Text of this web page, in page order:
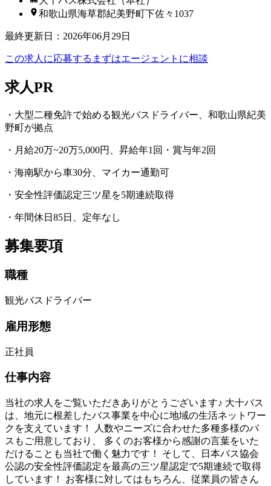
和歌山県海草郡紀美野町下佐々1037
最終更新日 ： 2026年06月29日
この求人に応募する まずはエージェントに相談
求人PR
・大型二種免許で始める観光バスドライバー、和歌山県紀美
野町が拠点
・月給20万~20万5,000円、昇給年1回・賞与年2回
・海南駅から車30分、マイカー通勤可
・安全性評価認定三ツ星を5期連続取得
・年間休日85日、定年なし
募集要項
職種
観光バスドライバー
雇用形態
正社員
仕事内容
当社の求人をご覧いただきありがとうございます♪ 大十バス
は、地元に根差したバス事業を中心に地域の生活ネットワー
クを支えています！ 人数やニーズに合わせた多種多様のバ
スもご用意しており、 多くのお客様から感謝の言葉をいた
だけることも当社で働く魅力です！ そして、日本バス協会
公認の安全性評価認定を最高の三ツ星認定で5期連続で取得
しています！ お客様に対してはもちろん、従業員の皆さん